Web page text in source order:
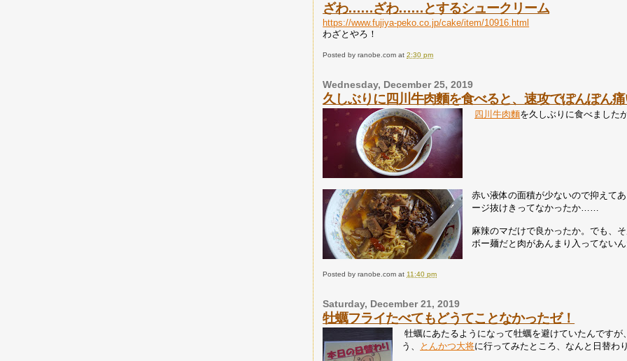
ざわ……ざわ……とするシュークリーム
https://www.fujiya-peko.co.jp/cake/item/10916.html
わざとやろ！
Posted byranobe.com at2:30 pm
Wednesday, December 25, 2019
久しぶりに四川牛肉麵を食べると、速攻でぽんぽん
四川牛肉麵を久しぶりに食べまし
赤い液体の面積が少ないので抑えて
ージ抜けきってなかったか……
麻辣のマだけで良かったか。でも、
ボー麺だと肉があんまり入ってないん
Posted byranobe.com at 11:40 pm
Saturday, December 21, 2019
牡蠣フライたべてもどうてことなかったゼ！
牡蠣にあたるようになって牡蠣を避けていたんです
う、
とんかつ大将に行ってみたところ、なんと日替わ